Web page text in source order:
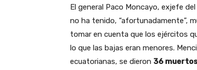
El general Paco Moncayo, exjefe
no ha tenido, “afortunadamente”,
tomar en cuenta que los ejércitos
lo que las bajas eran menores.
ecuatorianas, se dieron 36